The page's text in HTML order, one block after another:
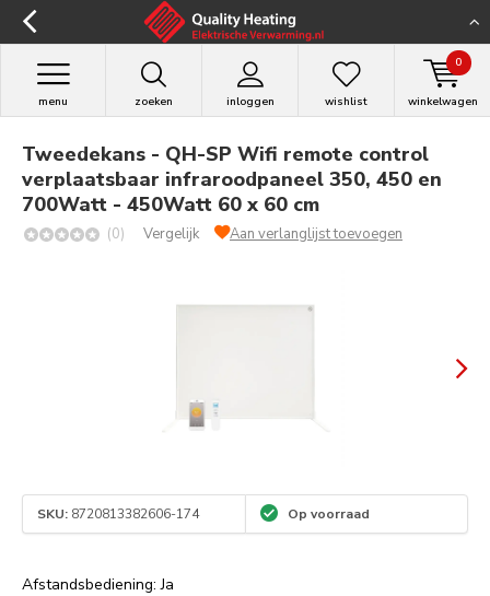
zoeken inloggen
menu wishlist winkelwagen
0
Tweedekans - QH-SP Wifi remote control
verplaatsbaar infraroodpaneel 350, 450 en
700Watt - 450Watt 60 x 60 cm
(0) Vergelijk Aan verlanglijst toevoegen
SKU: 8720813382606-174 Op voorraad
Afstandsbediening: Ja